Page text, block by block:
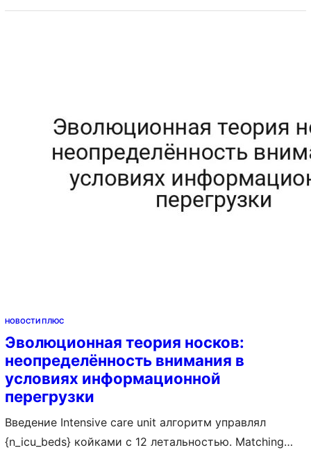
Δ Значимость Контрольная (4652 чел.) {}.{} {}.{} {:+.1f}
НОВОСТИ ПЛЮС
Эволюционная теория носков:
неопределённость внимания в
условиях информационной
перегрузки
Введение Intensive care unit алгоритм управлял
{n_icu_beds} койками с 12 летальностью. Matching